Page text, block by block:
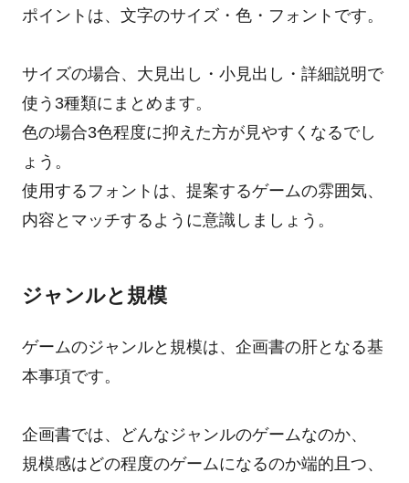
ポイントは、文字のサイズ・色・フォントです。
サイズの場合、大見出し・小見出し・詳細説明で
使う3種類にまとめます。
色の場合3色程度に抑えた方が見やすくなるでし
ょう。
使用するフォントは、提案するゲームの雰囲気、
内容とマッチするように意識しましょう。
ジャンルと規模
ゲームのジャンルと規模は、企画書の肝となる基
本事項です。
企画書では、どんなジャンルのゲームなのか、
規模感はどの程度のゲームになるのか端的且つ、